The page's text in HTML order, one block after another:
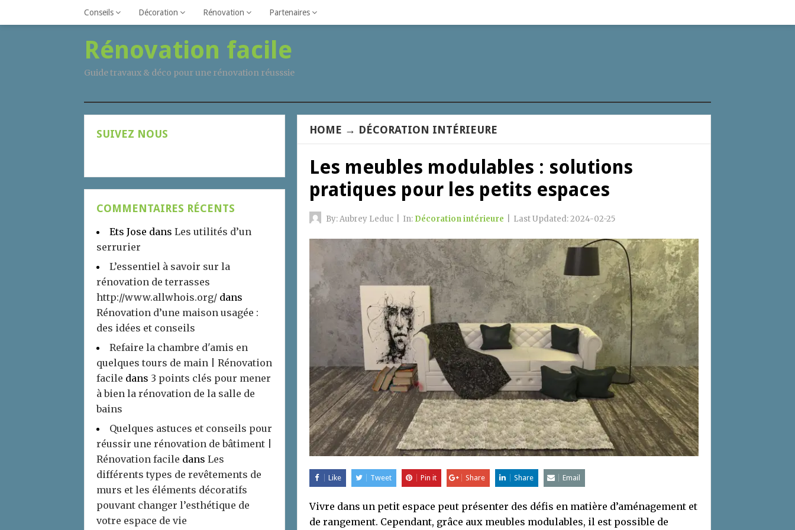
Conseils Décoration Rénovation Partenaires
Rénovation facile
Guide travaux & déco pour une rénovation réusssie
HOME → DÉCORATION INTÉRIEURE
Les meubles modulables : solutions
pratiques pour les petits espaces
By:Aubrey Leduc In: Décoration intérieure Last Updated:2024-02-25
Like Tweet Pin it Share Share Email
Vivre dans un petit espace peut présenter des défis en matière d’aménagement et
de rangement. Cependant, grâce aux meubles modulables, il est possible de
SUIVEZ NOUS
COMMENTAIRES RÉCENTS
Ets Jose dans Les utilités d’un
serrurier
L’essentiel à savoir sur la
rénovation de terrasses
http://www.allwhois.org/ dans
Rénovation d’une maison usagée :
des idées et conseils
Refaire la chambre d'amis en
quelques tours de main | Rénovation
facile dans 3 points clés pour mener
à bien la rénovation de la salle de
bains
Quelques astuces et conseils pour
réussir une rénovation de bâtiment |
Rénovation facile dans Les
différents types de revêtements de
murs et les éléments décoratifs
pouvant changer l’esthétique de
votre espace de vie